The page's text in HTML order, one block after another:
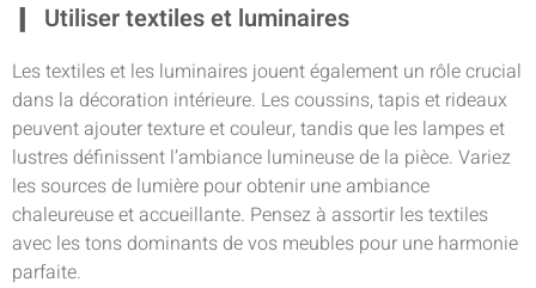
Utiliser textiles et luminaires
Les textiles et les luminaires jouent également un rôle crucial
dans la décoration intérieure. Les coussins, tapis et rideaux
peuvent ajouter texture et couleur, tandis que les lampes et
lustres définissent l’ambiance lumineuse de la pièce. Variez
les sources de lumière pour obtenir une ambiance
chaleureuse et accueillante. Pensez à assortir les textiles
avec les tons dominants de vos meubles pour une harmonie
parfaite.